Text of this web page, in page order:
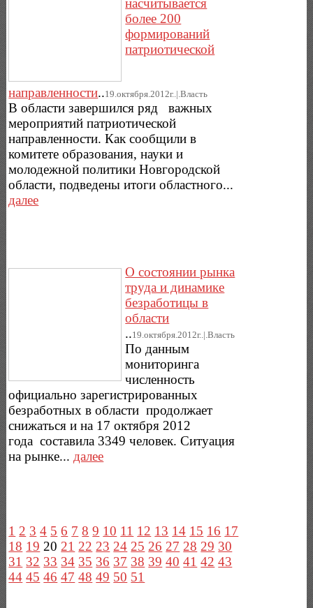
насчитывается
более 200
формирований
патриотической
направленности..19.октября.2012г..|.Власть
В области завершился ряд важных
мероприятий патриотической
направленности. Как сообщили в
комитете образования, науки и
молодежной политики Новгородской
области, подведены итоги областного...
далее
О состоянии рынка
труда и динамике
безработицы в
области
..19.октября.2012г..|.Власть
По данным
мониторинга
численность
официально зарегистрированных
безработных в области продолжает
снижаться и на 17 октября 2012
года составила 3349 человек. Ситуация
на рынке...далее
1 2 3 4 5 6 7 8 9 10 11 12 13 14 15 16 17
18 19 20 21 22 23 24 25 26 27 28 29 30
31 32 33 34 35 36 37 38 39 40 41 42 43
44 45 46 47 48 49 50 51